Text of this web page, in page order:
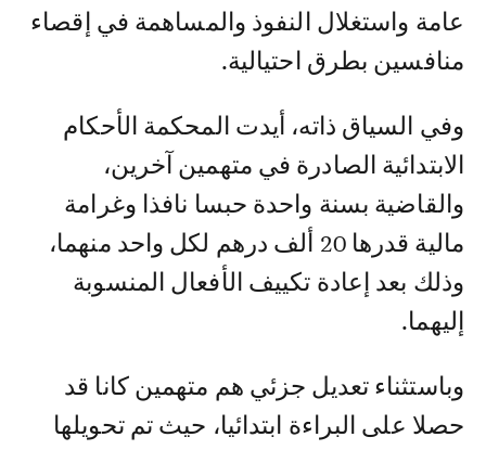
عامة واستغلال النفوذ والمساهمة في إقصاء
منافسين بطرق احتيالية.
وفي السياق ذاته، أيدت المحكمة الأحكام
الابتدائية الصادرة في متهمين آخرين،
والقاضية بسنة واحدة حبسا نافذا وغرامة
مالية قدرها 20 ألف درهم لكل واحد منهما،
وذلك بعد إعادة تكييف الأفعال المنسوبة
إليهما.
وباستثناء تعديل جزئي هم متهمين كانا قد
حصلا على البراءة ابتدائيا، حيث تم تحويلها